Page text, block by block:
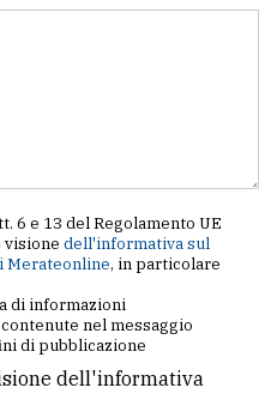
6 e 13 del Regolamento UE
visione dell'informativa sul
Merateonline, in particolare
di informazioni
nel messaggio
di pubblicazione
dell'informativa